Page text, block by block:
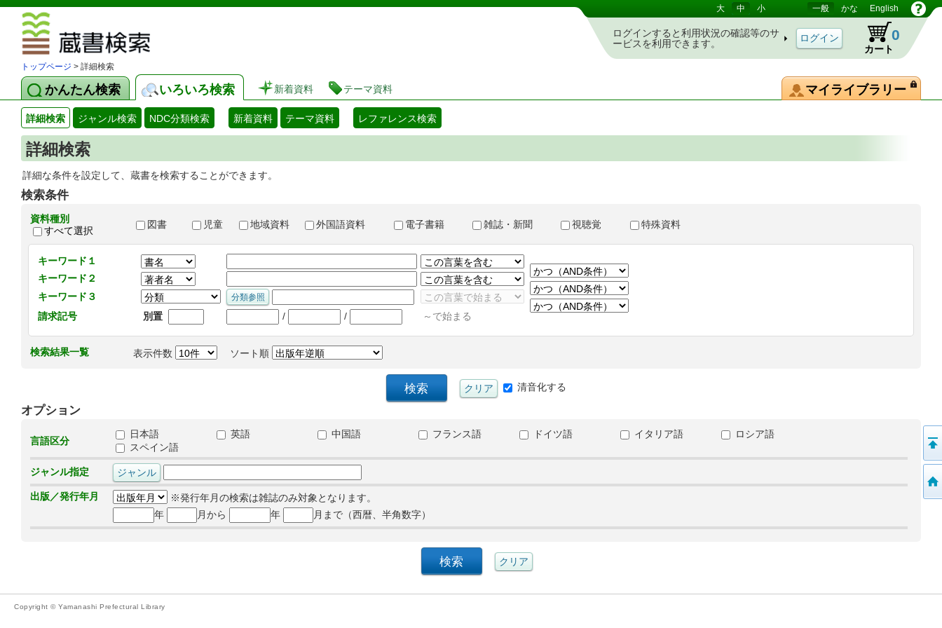
大 中 小 一般 かな English
ログインすると利用状況の確認等のサ
ービスを利用できます。
カート
0
トップページ > 詳細検索
かんたん検索 いろいろ検索 新着資料 テーマ資料 マイライブラリー
詳細検索 ジャンル検索 NDC分類検索 新着資料 テーマ資料 レファレンス検索
詳細検索
詳細な条件を設定して、蔵書を検索することができます。
検索条件
資料種別
すべて選択
図書 児童 地域資料 外国語資料 電子書籍 雑誌・新聞 視聴覚 特殊資料
キーワード１
キーワード２
キーワード３
請求記号
別置 / / ～で始まる
検索結果一覧 表示件数 ソート順
清音化する
オプション
言語区分
日本語 英語 中国語 フランス語 ドイツ語 イタリア語
ロシア語
スペイン語
ジャンル指定
出版／発行年月
※発行年月の検索は雑誌のみ対象となります。
年
月から 年 月まで（西暦、半角数字）
Copyright © Yamanashi Prefectural Library